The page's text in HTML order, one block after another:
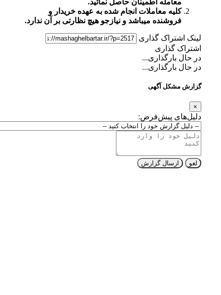
کلیه معاملات انجام شده به عهده خریدار و
فروشنده میباشد و نیازجو هیچ نظارتی بر آن ندارد.
لینک اشتراک گذاری
اشتراک گذاری
در حال بارگذاری...
در حال بارگذاری...
گزارش مشکل آگهی
دلیل‌های پیش‌فرض:
ارسال گزارش